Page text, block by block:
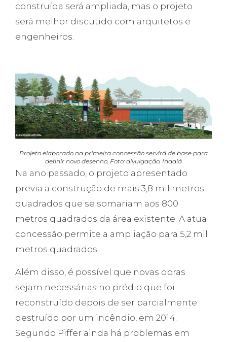
construída será ampliada, mas o projeto
será melhor discutido com arquitetos e
engenheiros.
Projeto elaborado na primeira concessão servirá de base para
definir novo desenho. Foto: divulgação, Indaiá
Na ano passado, o projeto apresentado
previa a construção de mais 3,8 mil metros
quadrados que se somariam aos 800
metros quadrados da área existente. A atual
concessão permite a ampliação para 5,2 mil
metros quadrados.
Além disso, é possível que novas obras
sejam necessárias no prédio que foi
reconstruído depois de ser parcialmente
destruído por um incêndio, em 2014.
Segundo Piffer ainda há problemas em